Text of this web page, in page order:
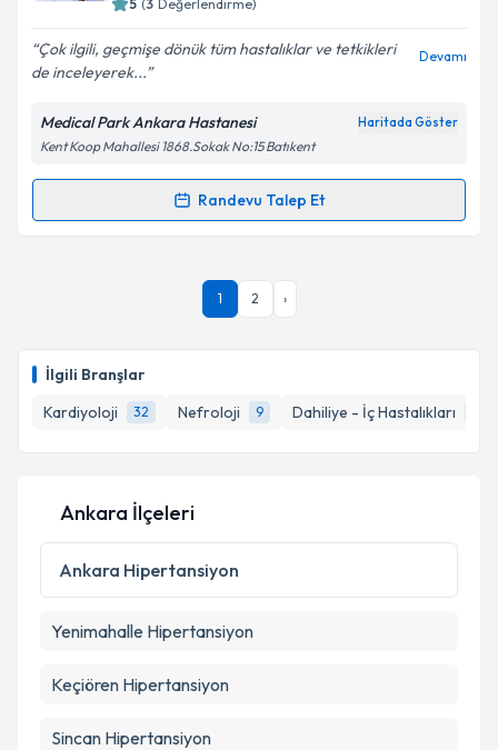
İlgili Branşlar
Kardiyoloji
32 Nefroloji 9 Dahiliye - İç Hastalıkları
Kişisel verilerimin işlenmesine ilişkin
Aydınlatma
Metni'ni okudum ve kişisel verilerimin belirtilen
kapsamda işlenmesini kabul ediyorum.
5 (3 Değerlendirme)
Çok ilgili, geçmişe dönük tüm hastalıklar ve tetkikleri
de inceleyerek...
Devamı
Medical Park Ankara Hastanesi Haritada Göster
Kent Koop Mahallesi 1868.Sokak No:15 Batıkent
Randevu Talep Et
Randevu Takvimi Talebi
Prof. Dr. Meltem Refikeriçin randevu takvimi talebi
oluşturun. Size bu uzmandan randevu almanız için bir
E-posta Adresiniz
Metni'ni okudum ve kişisel verilerimin belirtilen
kapsamda işlenmesini kabul ediyorum.
Takvim Talebini Gönder
1 2 ›
Ankara İlçeleri
Ankara Hipertansiyon
Yenimahalle Hipertansiyon
Keçiören Hipertansiyon
Sincan Hipertansiyon